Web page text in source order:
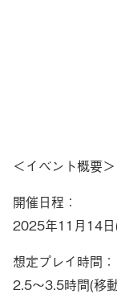
＜イベント概要＞
開催日程：
2025年11月14
想定プレイ時間：
2.5〜3.5時間(移